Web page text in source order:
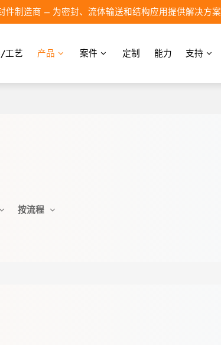
件制造商 – 为密封、流体输送和结构应用提供解决方案
工艺 产品 案件 定制 能力 支持
按流程